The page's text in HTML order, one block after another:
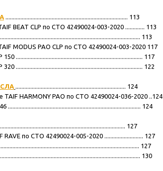
.................................................................................. 113
BEAT CLP по СТО 42490024-003-2020 ............. 113
113
MODUS PAO CLP по СТО 42490024-003-2020 117
..................................................................................... 117
..................................................................................... 122
.......................................................................... 124
HARMONY PAO по СТО 42490024-036-2020 ..124
124
127
по СТО 42490024-005-2020 .......................... 127
127
130